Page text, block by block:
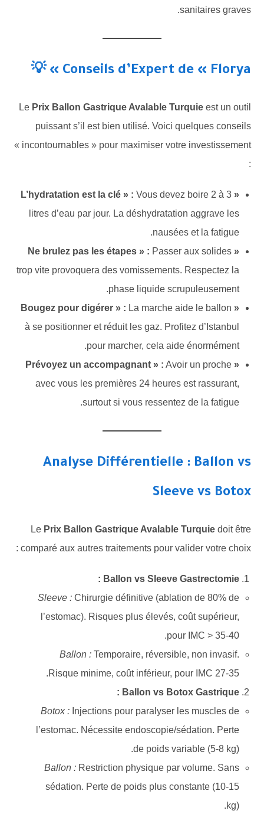
sanitaires graves.
Conseils d’Expert de « Florya » 💡
Le Prix Ballon Gastrique Avalable Turquieest un outil
puissant s’il est bien utilisé. Voici quelques conseils
« incontournables » pour maximiser votre investissement
:
« L’hydratation est la clé » :
Vous devez boire 2 à 3
litres d’eau par jour. La déshydratation aggrave les
nausées et la fatigue.
« Ne brulez pas les étapes » :
Passer aux solides
trop vite provoquera des vomissements. Respectez la
phase liquide scrupuleusement.
« Bougez pour digérer » :
La marche aide le ballon
à se positionner et réduit les gaz. Profitez d’Istanbul
pour marcher, cela aide énormément.
« Prévoyez un accompagnant » :
Avoir un proche
avec vous les premières 24 heures est rassurant,
surtout si vous ressentez de la fatigue.
Analyse Différentielle : Ballon vs
Sleeve vs Botox
Le Prix Ballon Gastrique Avalable Turquiedoit être
comparé aux autres traitements pour valider votre choix :
Ballon vs Sleeve Gastrectomie :
Sleeve :Chirurgie définitive (ablation de 80% de
l’estomac). Risques plus élevés, coût supérieur,
pour IMC > 35-40.
Ballon :Temporaire, réversible, non invasif.
Risque minime, coût inférieur, pour IMC 27-35.
Ballon vs Botox Gastrique :
Botox :Injections pour paralyser les muscles de
l’estomac. Nécessite endoscopie/sédation. Perte
de poids variable (5-8 kg).
Ballon :Restriction physique par volume. Sans
sédation. Perte de poids plus constante (10-15
kg).